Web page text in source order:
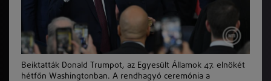
Beiktatták Donald Trumpot, az Egyesült Államok 47. elnökét
hétfőn Washingtonban. A rendhagyó ceremónia a